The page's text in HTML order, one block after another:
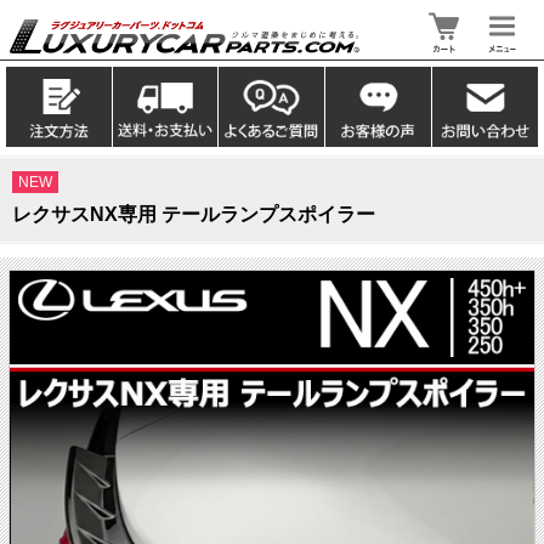
NEW
レクサスNX専用 テールランプスポイラー